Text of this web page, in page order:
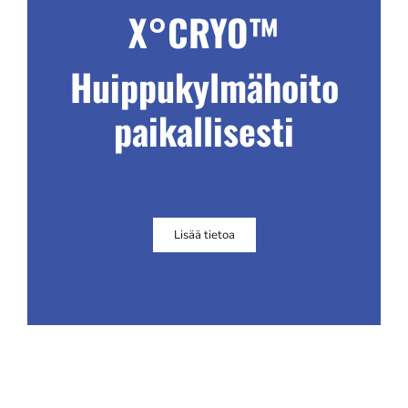
X°CRYO™
Huippukylmähoito
paikallisesti
Lisää tietoa